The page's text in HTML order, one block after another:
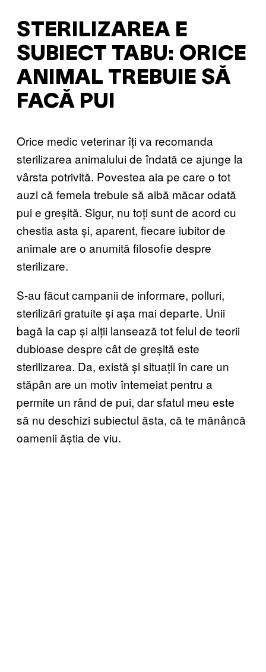
STERILIZAREA E
SUBIECT TABU: ORICE
ANIMAL TREBUIE SĂ
FACĂ PUI
Orice medic veterinar îți va recomanda
sterilizarea animalului de îndată ce ajunge la
vârsta potrivită. Povestea aia pe care o tot
auzi că femela trebuie să aibă măcar odată
pui e greșită. Sigur, nu toți sunt de acord cu
chestia asta și, aparent, fiecare iubitor de
animale are o anumită filosofie despre
sterilizare.
S-au făcut campanii de informare, polluri,
sterilizări gratuite și așa mai departe. Unii
bagă la cap și alții lansează tot felul de teorii
dubioase despre cât de greșită este
sterilizarea. Da, există și situații în care un
stăpân are un motiv întemeiat pentru a
permite un rând de pui, dar sfatul meu este
să nu deschizi subiectul ăsta, că te mănâncă
oamenii ăștia de viu.